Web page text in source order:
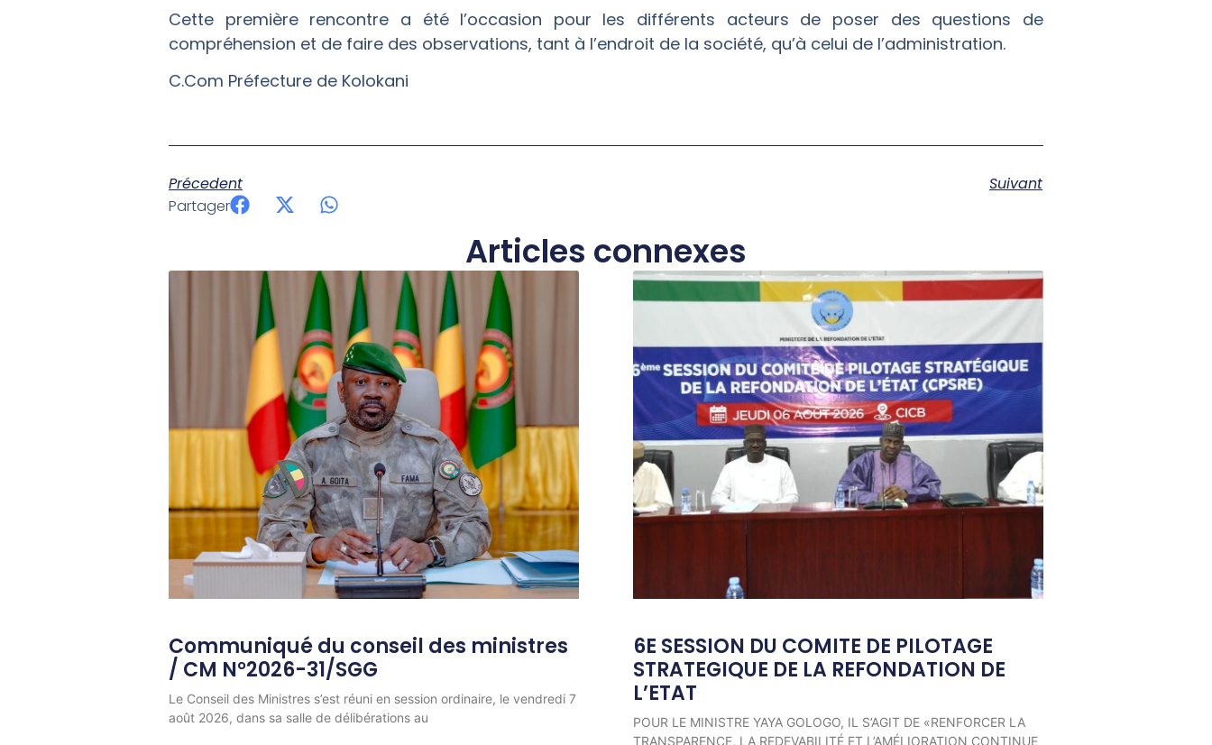
Cette première rencontre a été l’occasion pour les différents acteurs de poser des questions de
compréhension et de faire des observations, tant à l’endroit de la société, qu’à celui de l’administration.
C.Com Préfecture de Kolokani
Précedent
Suivant
Partager
Articles connexes
Communiqué du conseil des ministres
/ CM N°2026-31/SGG
Le Conseil des Ministres s’est réuni en session ordinaire, le vendredi 7
août 2026, dans sa salle de délibérations au
6E SESSION DU COMITE DE PILOTAGE
STRATEGIQUE DE LA REFONDATION DE
L’ETAT
POUR LE MINISTRE YAYA GOLOGO, IL S’AGIT DE «RENFORCER LA
TRANSPARENCE, LA REDEVABILITÉ ET L’AMÉLIORATION CONTINUE